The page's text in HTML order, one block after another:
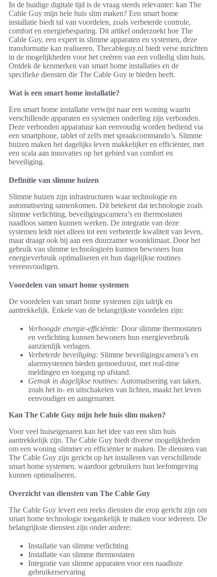
In de huidige digitale tijd is de vraag steeds relevanter: kan The
Cable Guy mijn hele huis slim maken? Een smart home
installatie biedt tal van voordelen, zoals verbeterde controle,
comfort en energiebesparing. Dit artikel onderzoekt hoe The
Cable Guy, een expert in slimme apparaten en systemen, deze
transformatie kan realiseren. Thecableguy.nl biedt verse inzichten
in de mogelijkheden voor het creëren van een volledig slim huis.
Ontdek de kenmerken van smart home installaties en de
specifieke diensten die The Cable Guy te bieden heeft.
Wat is een smart home installatie?
Een smart home installatie verwijst naar een woning waarin
verschillende apparaten en systemen onderling zijn verbonden.
Deze verbonden apparatuur kan eenvoudig worden bediend via
een smartphone, tablet of zelfs met spraakcommando’s. Slimme
huizen maken het dagelijks leven makkelijker en efficiënter, met
een scala aan innovaties op het gebied van comfort en
beveiliging.
Definitie van slimme huizen
Slimme huizen zijn infrastructuren waar technologie en
automatisering samenkomen. Dit betekent dat technologie zoals
slimme verlichting, beveiligingscamera’s en thermostaten
naadloos samen kunnen werken. De integratie van deze
systemen leidt niet alleen tot een verbeterde kwaliteit van leven,
maar draagt ook bij aan een duurzamer woonklimaat. Door het
gebruik van slimme technologieën kunnen bewoners hun
energieverbruik optimaliseren en hun dagelijkse routines
vereenvoudigen.
Voordelen van smart home systemen
De voordelen van smart home systemen zijn talrijk en
aantrekkelijk. Enkele van de belangrijkste voordelen zijn:
Verhoogde energie-efficiëntie: Door slimme thermostaten
en verlichting kunnen bewoners hun energieverbruik
aanzienlijk verlagen.
Verbeterde beveiliging: Slimme beveiligingscamera’s en
alarmsystemen bieden gemoedsrust, met real-time
meldingen en toegang op afstand.
Gemak in dagelijkse routines: Automatisering van taken,
zoals het in- en uitschakelen van lichten, maakt het leven
eenvoudiger en aangenamer.
Kan The Cable Guy mijn hele huis slim maken?
Voor veel huiseigenaren kan het idee van een slim huis
aantrekkelijk zijn. The Cable Guy biedt diverse mogelijkheden
om een woning slimmer en efficiënter te maken. De diensten van
The Cable Guy zijn gericht op het installeren van verschillende
smart home systemen, waardoor gebruikers hun leefomgeving
kunnen optimaliseren.
Overzicht van diensten van The Cable Guy
The Cable Guy levert een reeks diensten die erop gericht zijn om
smart home technologie toegankelijk te maken voor iedereen. De
belangrijkste diensten zijn onder andere:
Installatie van slimme verlichting
Installatie van slimme thermostaten
Integratie van slimme apparaten voor een naadloze
gebruikerservaring